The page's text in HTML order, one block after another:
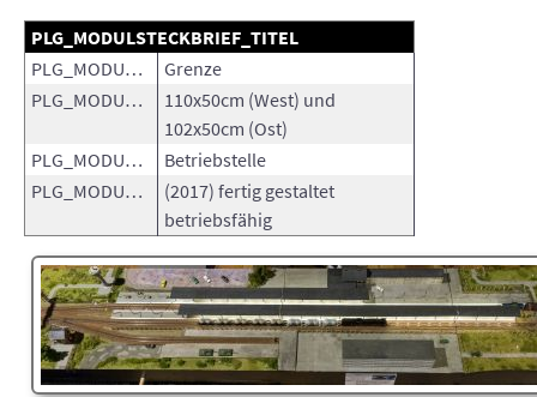
SUCHE
PLG_MODULSTECKBRIEF_TITEL
PLG_MODULSTECKBRIEF_NAME:
Grenze
PLG_MODULSTECKBRIEF_SIZE:
110x50cm (West) und
102x50cm (Ost)
PLG_MODULSTECKBRIEF_TYPE:
Betriebstelle
PLG_MODULSTECKBRIEF_STATUS:
(2017) fertig gestaltet
betriebsfähig